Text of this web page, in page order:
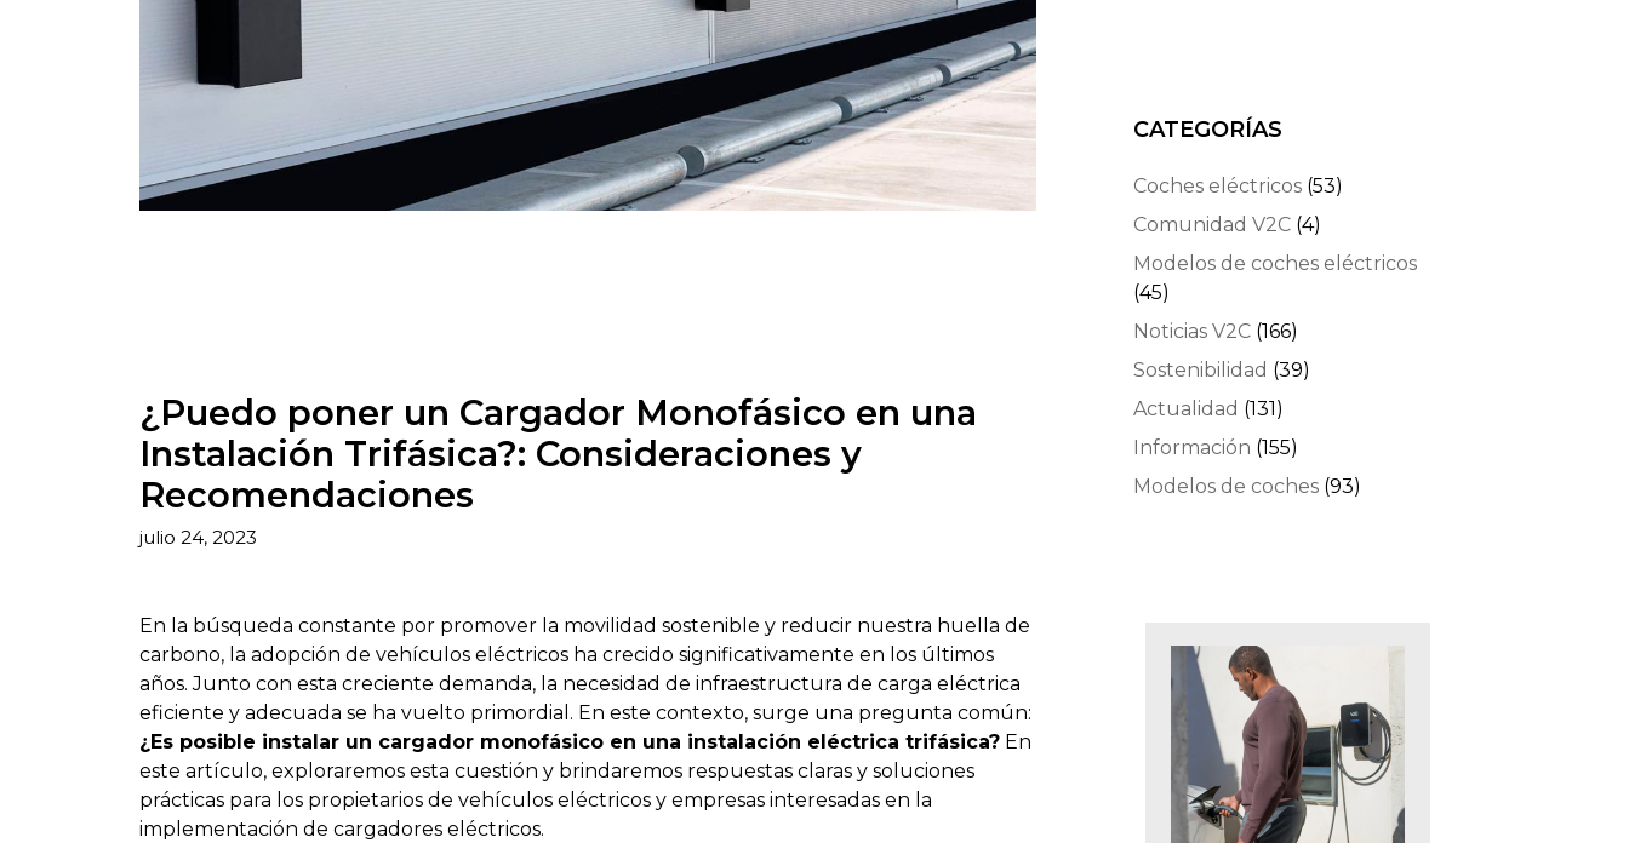
¿Puedo poner un Cargador Monofásico en una
Instalación Trifásica?: Consideraciones y
Recomendaciones
julio 24, 2023
En la búsqueda constante por promover la movilidad sostenible y reducir nuestra huella de
carbono, la adopción de vehículos eléctricos ha crecido significativamente en los últimos
años. Junto con esta creciente demanda, la necesidad de infraestructura de carga eléctrica
eficiente y adecuada se ha vuelto primordial. En este contexto, surge una pregunta común:
¿Es posible instalar un cargador monofásico en una instalación eléctrica trifásica?En
este artículo, exploraremos esta cuestión y brindaremos respuestas claras y soluciones
prácticas para los propietarios de vehículos eléctricos y empresas interesadas en la
implementación de cargadores eléctricos.
CATEGORÍAS
Coches eléctricos (53)
Comunidad V2C (4)
Modelos de coches eléctricos
(45)
Noticias V2C (166)
Sostenibilidad (39)
Actualidad (131)
Información (155)
Modelos de coches (93)